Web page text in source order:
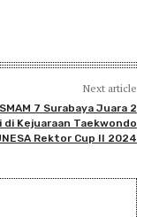
Next article
7 Surabaya Juara 2
di Kejuaraan Taekwondo
Rektor Cup II 2024